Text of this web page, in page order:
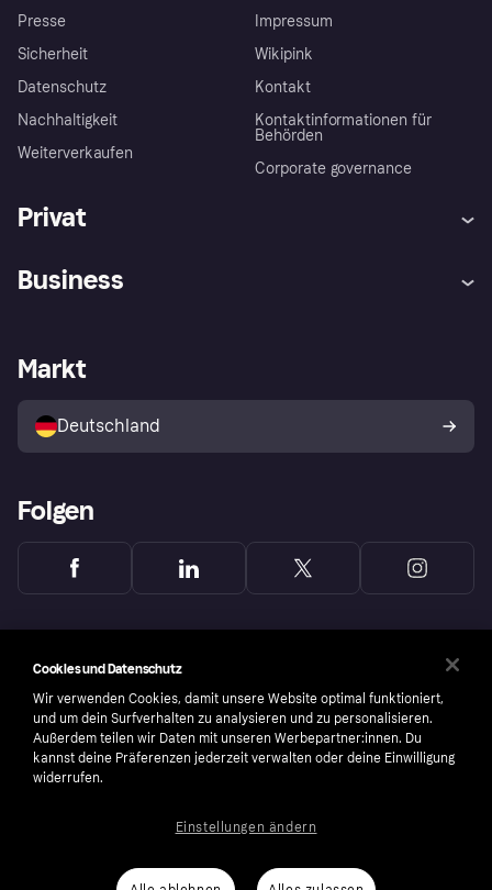
Presse
Sicherheit
Datenschutz
Nachhaltigkeit
Weiterverkaufen
Impressum
Wikipink
Kontakt
Kontaktinformationen für
Behörden
Corporate governance
Privat
Klarna App
Shops entdecken
Käuferschutzrichtlinie
Dein Widerrufsrecht
Business
Händlerportal
Markt
Deutschland
Folgen
number: 556737-0431
Cookies und Datenschutz
Wir verwenden Cookies, damit unsere Website optimal funktioniert,
und um dein Surfverhalten zu analysieren und zu personalisieren.
Außerdem teilen wir Daten mit unseren Werbepartner:innen. Du
kannst deine Präferenzen jederzeit verwalten oder deine Einwilligung
widerrufen.
Einstellungen ändern